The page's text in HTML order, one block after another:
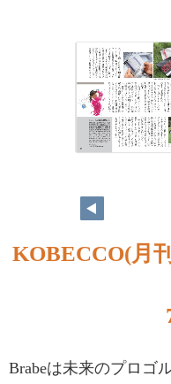
KOBECCO(月
Brabeは未来のプロゴ